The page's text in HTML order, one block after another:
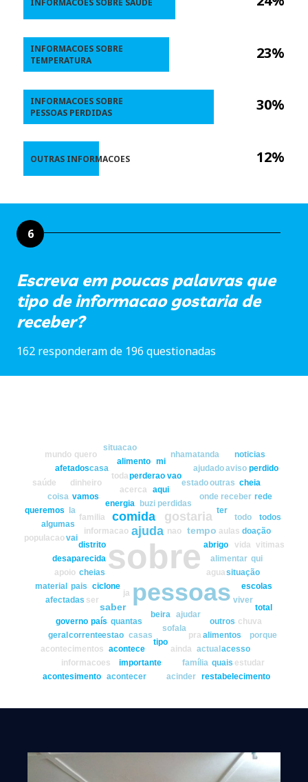
23%
30%
12%
INFORMACOES SOBRE
TEMPERATURA
INFORMACOES SOBRE
PESSOAS PERDIDAS
OUTRAS INFORMACOES
6
Escreva em poucas palavras que
tipo de informacao gostaria de
receber?
162 responderam de 196 questionadas
sobre
pessoas
ajuda
comida gostaria
tempo
saber
ciclone
informacao
ajudar
beira
energia
nao
perdidas
quantas
abrigo
agua
buzi
cheias
distrito
familia
onde
outros
país
ser
sofala
ter
vamos
acerca
alimentar
alimentos
aqui
aulas
casas
corrente
desaparecida
dinheiro estado
estao
governo
ja
outras
pais
perderao
pra
receber
situação
tipo
toda
todo
vai
vao
vida
viver
acesso
acontece
acontecimentos actual
afectadas
afetados
ainda
ajudado
algumas
alimento
apoio
aviso
casa
cheia
chuva
coisa
doação
escolas
estudar
família
geral
importante
informacoes
la
material
mi
mundo nhamatanda
noticias
perdido
populacao
porque
quais
queremos
quero
qui
rede
restabelecimento
saúde
situacao
todos
total
vitimas
acinder
acontecer
acontesimento